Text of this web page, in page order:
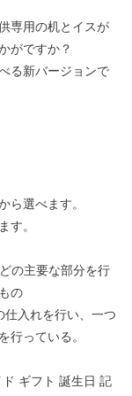
専用の机とイスが
がですか？
る新バージョンで
ら選べます。
す。
の主要な部分を行
の
仕入れを行い、一つ
行っている。
ギフト 誕生日 記